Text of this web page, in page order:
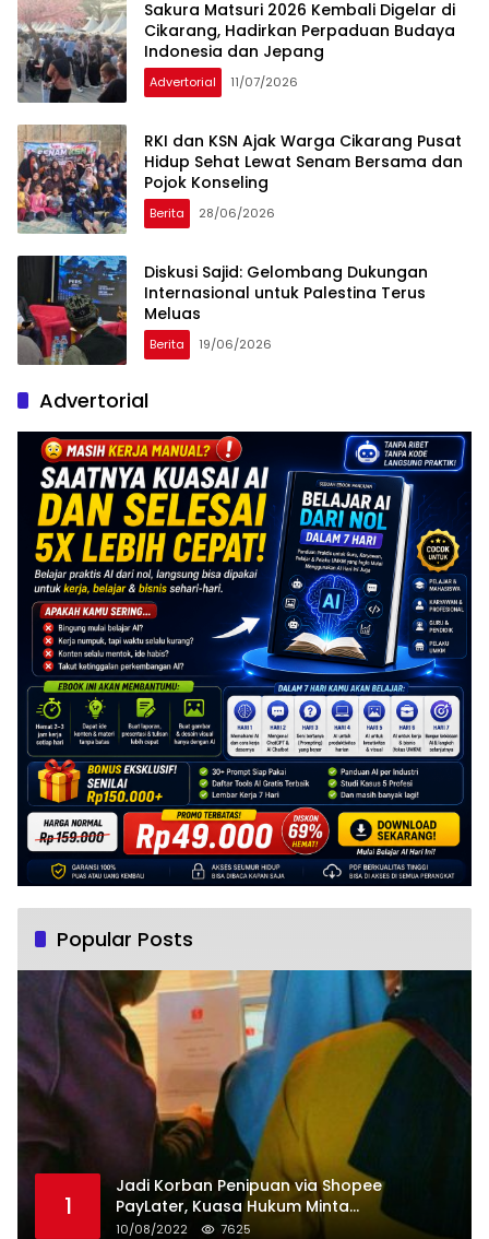
Sakura Matsuri 2026 Kembali Digelar di
Cikarang, Hadirkan Perpaduan Budaya
Indonesia dan Jepang
Advertorial 11/07/2026
RKI dan KSN Ajak Warga Cikarang Pusat
Hidup Sehat Lewat Senam Bersama dan
Pojok Konseling
Berita 28/06/2026
Diskusi Sajid: Gelombang Dukungan
Internasional untuk Palestina Terus
Meluas
Berita 19/06/2026
Advertorial
Popular Posts
1
Jadi Korban Penipuan via Shopee
PayLater, Kuasa Hukum Minta
Penangguhan Tagihan dan Hapus Bunga
10/08/2022 7625